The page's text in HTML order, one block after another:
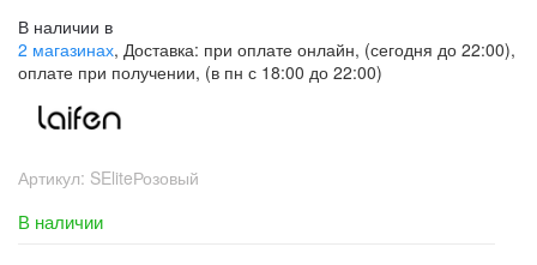
В наличии в
2 магазинах, Доставка: при оплате онлайн, (сегодня до 22:00),
оплате при получении, (в пн с 18:00 до 22:00)
Артикул: SEliteРозовый
В наличии